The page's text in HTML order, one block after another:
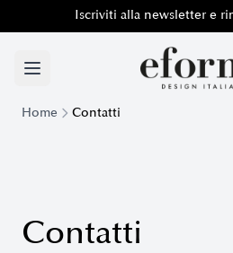
Iscriviti alla newsletter e
Iscriviti alla newsletter e
Home Contatti
Contatti